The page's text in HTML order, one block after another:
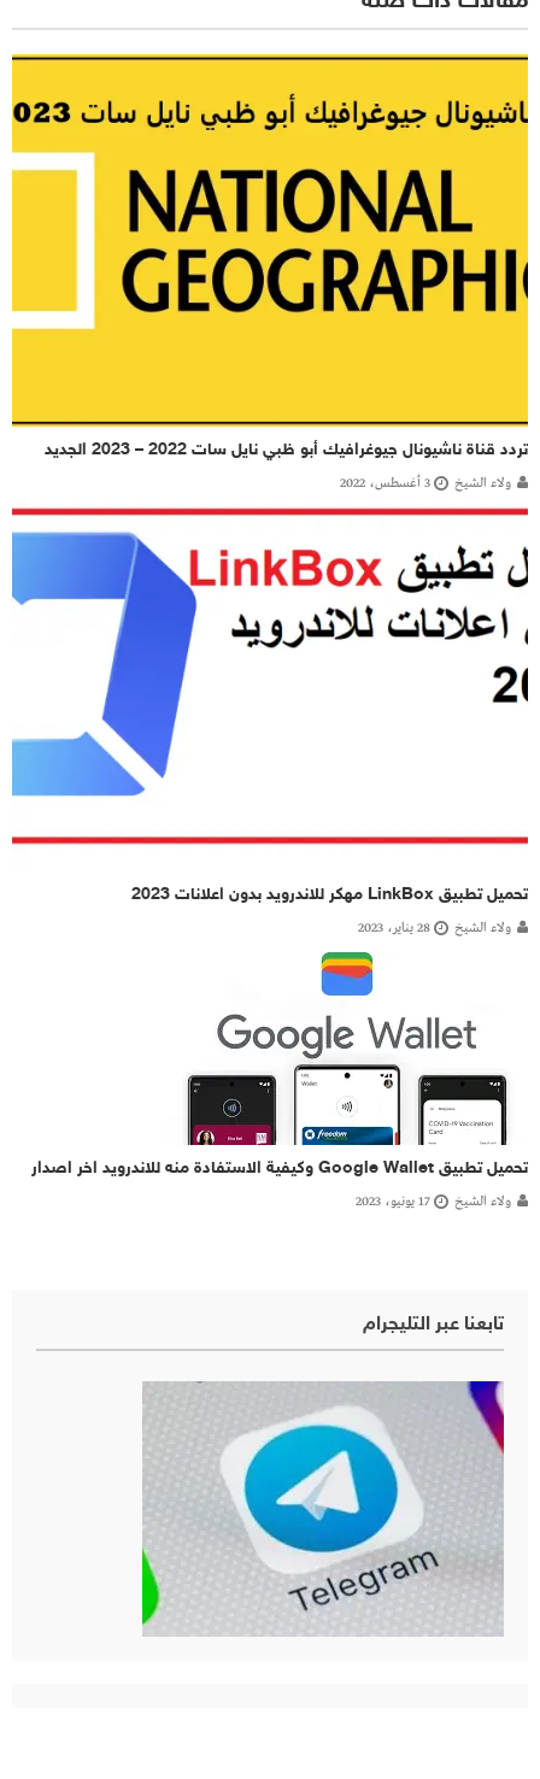
تردد قناة ناشيونال جيوغرافيك أبو ظبي نايل سات 2022 – 2023 الجديد
ولاء الشيخ 3 أغسطس، 2022
تحميل تطبيق LinkBox مهكر للاندرويد بدون اعلانات 2023
ولاء الشيخ 28 يناير، 2023
تحميل تطبيق Google Wallet وكيفية الاستفادة منه للاندرويد اخر اصدار
ولاء الشيخ 17 يونيو، 2023
تابعنا عبر التليجرام